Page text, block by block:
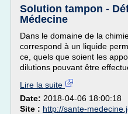
Solution tampon -
Médecine
Dans le domaine de la
correspond à un liquide
ce, quels que soient les
dilutions pouvant être
Lire la suite
Date: 2018-04-06 18:00:18
Site : http://sante-